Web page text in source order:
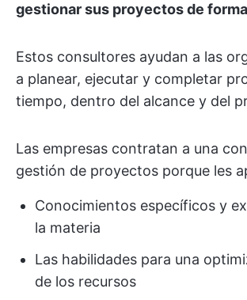
gestionar sus proyectos de
Estos consultores ayudan a las
a planear, ejecutar y completar
tiempo, dentro del alcance y del
Las empresas contratan a una
gestión de proyectos porque les
Conocimientos específicos y
la materia
Las habilidades para una
de los recursos